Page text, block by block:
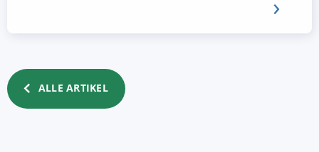
ALLE ARTIKEL